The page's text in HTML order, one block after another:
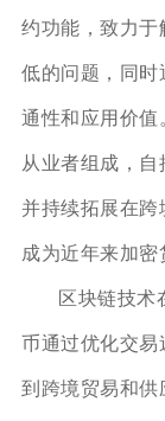
约功能，致力
低的问题，同
通性和应用价
从业者组成，自
并持续拓展在跨
成为近年来加密
区块链技术
币通过优化交
到跨境贸易和